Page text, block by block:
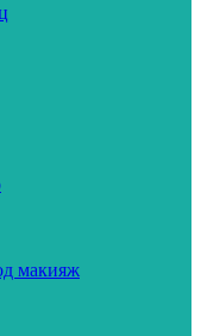
макияж